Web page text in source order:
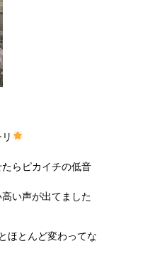
らピカイチの低音
い声が出てました
ほとんど変わってな